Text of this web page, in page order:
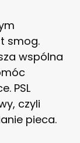
smog.
wspólna
PSL
czyli
pieca.